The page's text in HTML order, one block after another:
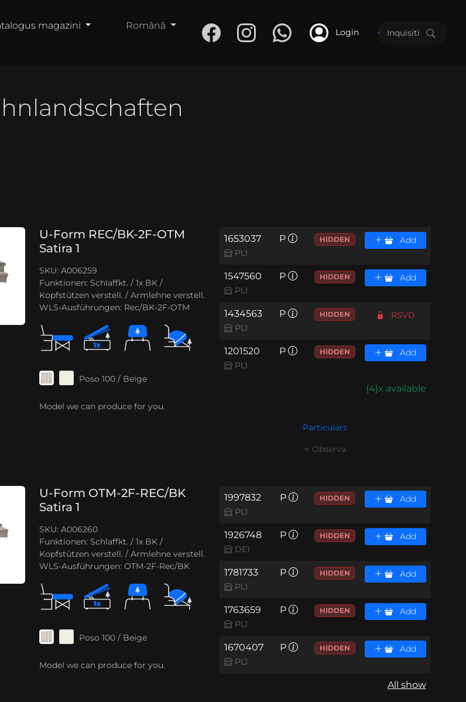
magazini Română
Login
U-Form REC/BK-2F-OTM
Satira 1
SKU: A006259
Funktionen: Schlaffkt. / 1x BK /
Kopfstützen verstell. / Armlehne verstell.
WLS-Ausführungen: Rec/BK-2F-OTM
Poso 100 / Beige
Model we can produce for you.
1653037
PL1
P HIDDEN Add
1547560
PL1
P HIDDEN Add
1434563
PL1
P HIDDEN RSVD
1201520
PL1
P HIDDEN Add
{4}x available
Particulars
⭐ Observa
U-Form OTM-2F-REC/BK
Satira 1
SKU: A006260
Funktionen: Schlaffkt. / 1x BK /
Kopfstützen verstell. / Armlehne verstell.
WLS-Ausführungen: OTM-2F-Rec/BK
Poso 100 / Beige
Model we can produce for you.
1997832
PL1
P HIDDEN Add
1926748
DE1
P HIDDEN Add
1781733
PL1
P HIDDEN Add
1763659
PL1
P HIDDEN Add
1670407
PL1
P HIDDEN Add
All show